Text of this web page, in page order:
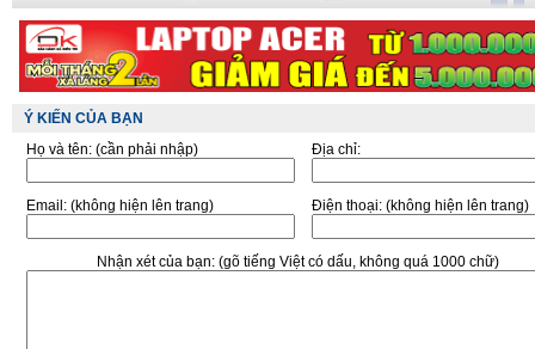
Ý KIẾN CỦA BẠN
Họ và tên: (cần phải nhập) Địa chỉ:
Email: (không hiện lên trang) Điện thoại: (không hiện lên trang)
Nhận xét của bạn:(gõ tiếng Việt có dấu, không quá 1000 chữ)